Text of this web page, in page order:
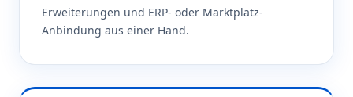
Erweiterungen und ERP- oder Marktplatz-
Anbindung aus einer Hand.